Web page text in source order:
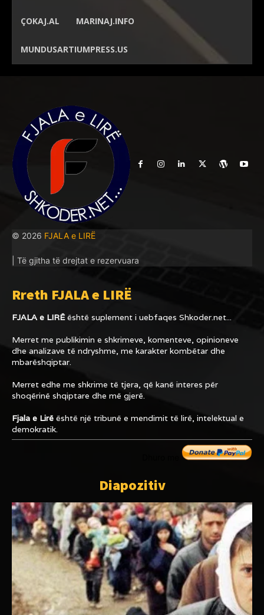
ÇOKAJ.AL MARINAJ.INFO
MUNDUSARTIUMPRESS.US
© 2026 FJALA e LIRË
| Të gjitha të drejtat e rezervuara
Rreth FJALA e LIRË
FJALA e LIRËështë suplement i uebfaqes Shkoder.net...
Merret me publikimin e shkrimeve, komenteve, opinioneve
dhe analizave të ndryshme, me karakter kombëtar dhe
mbarëshqiptar.
Merret edhe me shkrime të tjera, që kanë interes për
shoqërinë shqiptare dhe më gjerë.
Fjala e Lirë është një tribunë e mendimit të lirë, intelektual e
demokratik.
Diapozitiv